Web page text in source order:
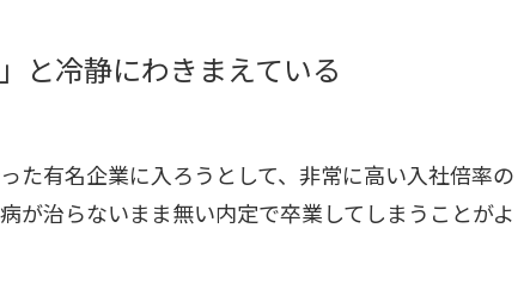
と冷静にわきまえている
た有名企業に入ろうとして、非常に高い入社倍率の
が治らないまま無い内定で卒業してしまうことがよ